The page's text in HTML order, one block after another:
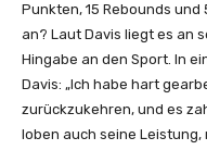
Punkten, 15 Rebounds
an? Laut Davis liegt es an
Hingabe an den Sport. In
Davis: „Ich habe hart
zurückzukehren, und es
loben auch seine Leistung,